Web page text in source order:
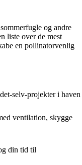
og andre
liste over de mest
en pollinatorvenlig
selv-projekter i haven
ventilation, skygge
din tid til